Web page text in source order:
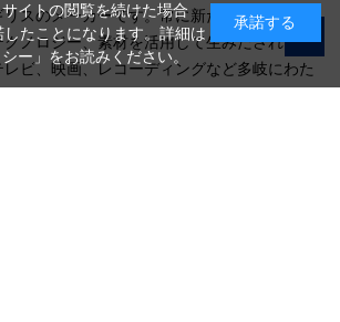
スのメーカーです。常に新たな製造法の研
ノロジー、素材を活用して生みだされる高
ビ、映画、レコーディングなど多岐にわた
イトの閲覧を続けた場合
たことになります。詳細は
ー」 をお読みください。
承諾する